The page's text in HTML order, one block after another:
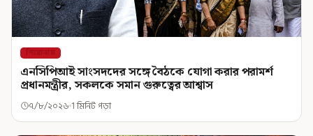
শিরোনাম
এনসিপিআই সাংসদদের সঙ্গে বৈঠকে যোগা করার পরামর্শ
প্রধানমন্ত্রীর, সকলকে সমান গুরুত্বের আশ্বাস
৭/৮/২০২৬ 1 মিনিট পড়া